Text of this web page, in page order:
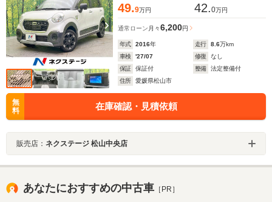
49.9万円 42.0万円
通常ローン 月々6,200円
年式 2016年 走行 8.6万km
車検
'27/07 修復
なし
保証
保証付 整備
法定整備付
住所
愛媛県松山市
無
料
在庫確認・見積依頼
販売店： ネクステージ 松山中央店
あなたにおすすめの中古車 ［PR］